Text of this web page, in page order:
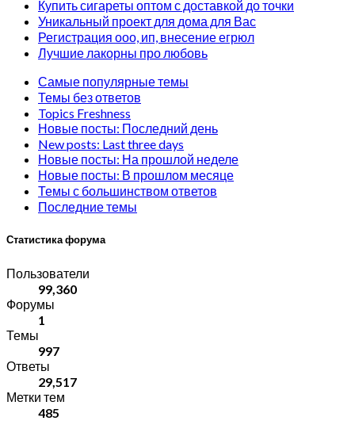
Купить сигареты оптом с доставкой до точки
Уникальный проект для дома для Вас
Регистрация ооо, ип, внесение егрюл
Лучшие лакорны про любовь
Самые популярные темы
Темы без ответов
Topics Freshness
Новые посты: Последний день
New posts: Last three days
Новые посты: На прошлой неделе
Новые посты: В прошлом месяце
Темы с большинством ответов
Последние темы
Статистика форума
Пользователи
99,360
Форумы
1
Темы
997
Ответы
29,517
Метки тем
485